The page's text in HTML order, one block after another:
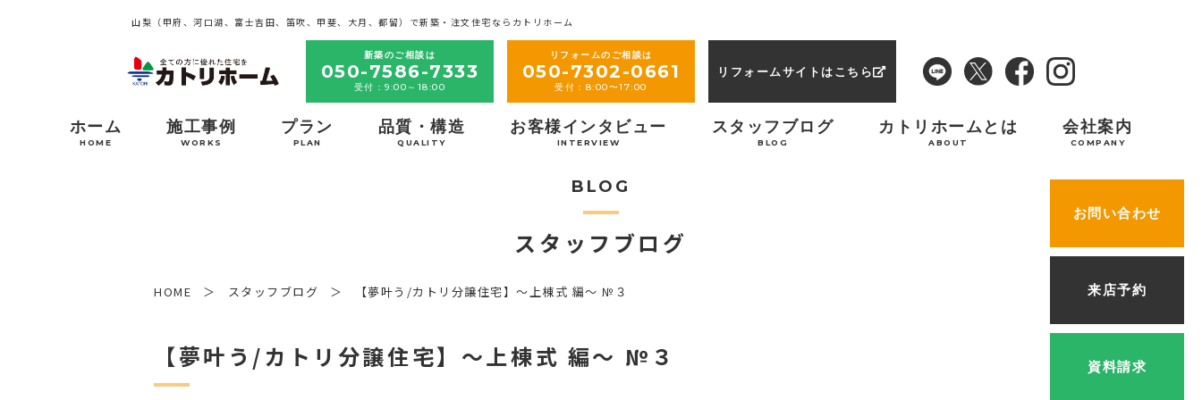
山梨（甲府、河口湖、富士吉田、笛吹、甲斐、大月、都留）で新築・注文住宅ならカトリホーム
新築のご相談は
050-7586-7333
受付：9:00～18:00
リフォームのご相談は
050-7302-0661
受付：8:00〜17:00
リフォームサイトはこちら
ホーム
HOME
施工事例
WORKS
プラン
PLAN
品質・構造
QUALITY
お客様インタビュー
INTERVIEW
スタッフブログ
BLOG
カトリホームとは
ABOUT
会社案内
COMPANY
お問い合わせ
来店予約
資料請求
BLOG
スタッフブログ
HOME スタッフブログ 【夢叶う/カトリ分譲住宅】～上棟式 編～ №３
【夢叶う/カトリ分譲住宅】～上棟式 編～ №３